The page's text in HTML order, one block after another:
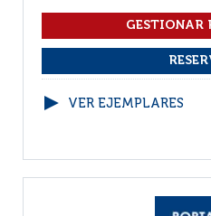
VER EJEMPLARES